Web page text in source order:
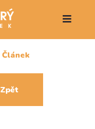
Článek
Zpět